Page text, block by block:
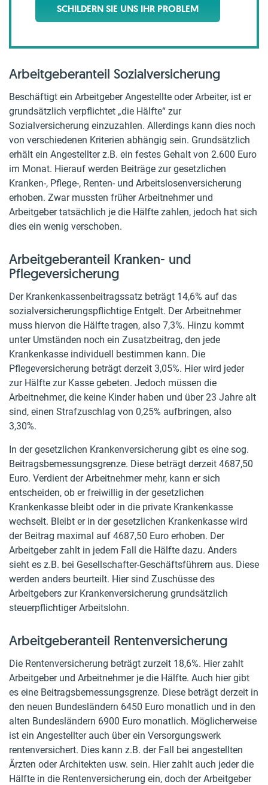
SCHILDERN SIE UNS IHR PROBLEM
Arbeitgeberanteil Sozialversicherung
Beschäftigt ein Arbeitgeber Angestellte oder Arbeiter, ist er
grundsätzlich verpflichtet „die Hälfte“ zur
Sozialversicherung einzuzahlen. Allerdings kann dies noch
von verschiedenen Kriterien abhängig sein. Grundsätzlich
erhält ein Angestellter z.B. ein festes Gehalt von 2.600 Euro
im Monat. Hierauf werden Beiträge zur gesetzlichen
Kranken-, Pflege-, Renten- und Arbeitslosenversicherung
erhoben. Zwar mussten früher Arbeitnehmer und
Arbeitgeber tatsächlich je die Hälfte zahlen, jedoch hat sich
dies ein wenig verschoben.
Arbeitgeberanteil Kranken- und
Pflegeversicherung
Der Krankenkassenbeitragssatz beträgt 14,6% auf das
sozialversicherungspflichtige Entgelt. Der Arbeitnehmer
muss hiervon die Hälfte tragen, also 7,3%. Hinzu kommt
unter Umständen noch ein Zusatzbeitrag, den jede
Krankenkasse individuell bestimmen kann. Die
Pflegeversicherung beträgt derzeit 3,05%. Hier wird jeder
zur Hälfte zur Kasse gebeten. Jedoch müssen die
Arbeitnehmer, die keine Kinder haben und über 23 Jahre alt
sind, einen Strafzuschlag von 0,25% aufbringen, also
3,30%.
In der gesetzlichen Krankenversicherung gibt es eine sog.
Beitragsbemessungsgrenze. Diese beträgt derzeit 4687,50
Euro. Verdient der Arbeitnehmer mehr, kann er sich
entscheiden, ob er freiwillig in der gesetzlichen
Krankenkasse bleibt oder in die private Krankenkasse
wechselt. Bleibt er in der gesetzlichen Krankenkasse wird
der Beitrag maximal auf 4687,50 Euro erhoben. Der
Arbeitgeber zahlt in jedem Fall die Hälfte dazu. Anders
sieht es z.B. bei Gesellschafter-Geschäftsführern aus. Diese
werden anders beurteilt. Hier sind Zuschüsse des
Arbeitgebers zur Krankenversicherung grundsätzlich
steuerpflichtiger Arbeitslohn.
Arbeitgeberanteil Rentenversicherung
Die Rentenversicherung beträgt zurzeit 18,6%. Hier zahlt
Arbeitgeber und Arbeitnehmer je die Hälfte. Auch hier gibt
es eine Beitragsbemessungsgrenze. Diese beträgt derzeit in
den neuen Bundesländern 6450 Euro monatlich und in den
alten Bundesländern 6900 Euro monatlich. Möglicherweise
ist ein Angestellter auch über ein Versorgungswerk
rentenversichert. Dies kann z.B. der Fall bei angestellten
Ärzten oder Architekten usw. sein. Hier zahlt auch jeder die
Hälfte in die Rentenversicherung ein, doch der Arbeitgeber